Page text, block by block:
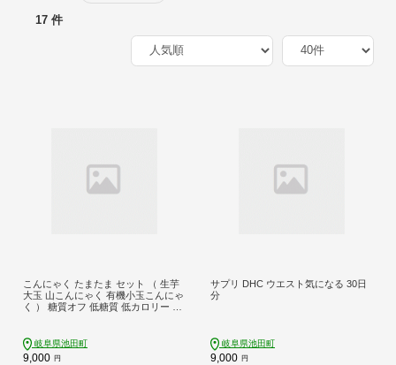
17 件
こんにゃく たまたま セット （ 生芋
大玉 山こんにゃく 有機小玉こんにゃ
く ） 糖質オフ 低糖質 低カロリー ダ
認証 岐阜県池田町
岐阜県池田町
9,000 円
サプリ DHC ウエスト気になる 30日
分
岐阜県池田町
9,000 円